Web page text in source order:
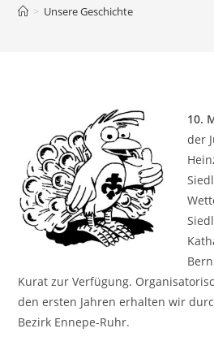
> Unsere Geschichte
10.
der
Kurat zur Verfügung.
den ersten Jahren erhalten wir
Bezirk Ennepe-Ruhr.